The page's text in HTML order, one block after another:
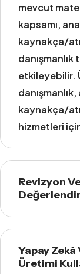
mevcut
kapsamı,
kaynakça/
etkileyebilir.
kaynakça/
hizmetleri
Revizyon
Yapay
Üretimi